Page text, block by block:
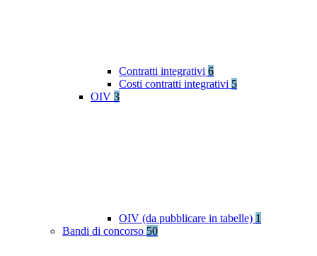
Contratti integrativi 6
Costi contratti integrativi 5
OIV 3
OIV (da pubblicare in tabelle) 1
Bandi di concorso 50